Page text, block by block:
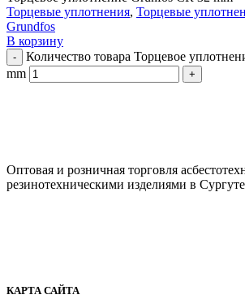
Торцевые уплотнения, Торцевые
Grundfos
В корзину
Количество товара Торцевое
mm
Оптовая и розничная торговля
резинотехническими изделиями в
КАРТА САЙТА